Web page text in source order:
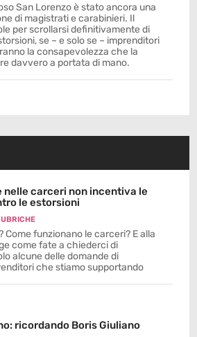
San Lorenzo è stato ancora una
di magistrati e carabinieri. Il
per scrollarsi definitivamente di
se – e solo se – imprenditori
la consapevolezza che la
davvero a portata di mano.
nelle carceri non incentiva le
le estorsioni
Come funzionano le carceri? E alla
come fate a chiederci di
alcune delle domande di
che stiamo supportando
ricordando Boris Giuliano